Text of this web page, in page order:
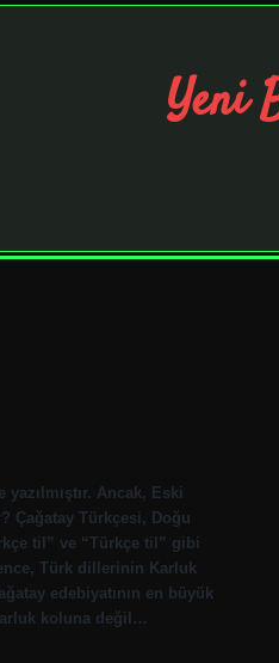
Yeni
Ancak, Eski
Çağatay Türkçesi, Doğu
til” ve “Türkçe til” gibi
Türk dillerinin Karluk
edebiyatının en büyük
koluna değil…